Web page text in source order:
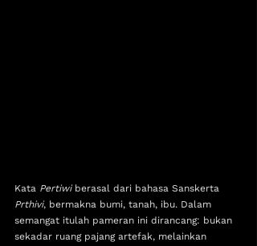
Kata Pertiwi berasal dari bahasa Sanskerta
Prthivi, bermakna bumi, tanah, ibu. Dalam
semangat itulah pameran ini dirancang: bukan
sekadar ruang pajang artefak, melainkan